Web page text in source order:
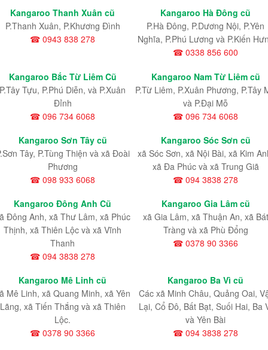
Kangaroo Thanh Xuân cũ
P.Thanh Xuân, P.Khương Đình
☎ 0943 838 278
Kangaroo Hà Đông cũ
P.Hà Đông, P.Dương Nội, P.Yên
Nghĩa, P.Phú Lương và P.Kiến
☎ 0338 856 600
Kangaroo Bắc Từ Liêm Cũ
P.Tây Tựu, P.Phú Diễn, và P.Xuân
Đỉnh
☎ 096 734 6068
Kangaroo Nam Từ Liêm cũ
P.Từ Liêm, P.Xuân Phương, P.Tây
và P.Đại Mỗ
☎ 096 734 6068
Kangaroo Sơn Tây cũ
Tây, P.Tùng Thiện và xã Đoài
Phương
☎ 098 933 6068
Kangaroo Sóc Sơn cũ
xã Sóc Sơn, xã Nội Bài, xã Kim
xã Đa Phúc và xã Trung Giã
☎ 094 3838 278
Kangaroo Đông Anh Cũ
Đông Anh, xã Thư Lâm, xã Phúc
Thịnh, xã Thiên Lộc và xã Vĩnh
Thanh
☎ 094 3838 278
Kangaroo Gia Lâm cũ
xã Gia Lâm, xã Thuận An, xã Bát
Tràng và xã Phù Đổng
☎ 0378 90 3366
Kangaroo Mê Linh cũ
Mê Linh, xã Quang Minh, xã Yên
Lãng, xã Tiến Thắng và xã Thiên
Lộc.
☎ 0378 90 3366
Kangaroo Ba Vì cũ
Các xã Minh Châu, Quảng Oai,
Lại, Cổ Đô, Bất Bạt, Suối Hai, Ba
và Yên Bài
☎ 094 3838 278